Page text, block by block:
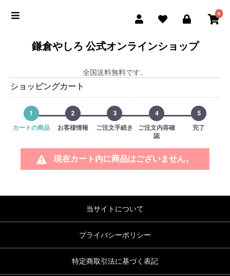
0
鎌倉やしろ 公式オンラインショップ
全国送料無料です。
ショッピングカート
1
カートの商品
2
お客様情報
3
ご注文手続き
4
ご注文内容確
認
5
完了
現在カート内に商品はございません。
当サイトについて
プライバシーポリシー
特定商取引法に基づく表記